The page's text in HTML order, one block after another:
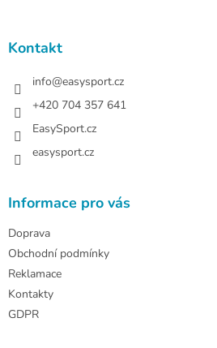
Kontakt
info@easysport.cz
+420 704 357 641
EasySport.cz
easysport.cz
Informace pro vás
Doprava
Obchodní podmínky
Reklamace
Kontakty
GDPR